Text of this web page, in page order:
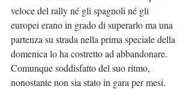
veloce del rally né gli spagnoli né gli
europei erano in grado di superarlo ma una
partenza su strada nella prima speciale della
domenica lo ha costretto ad abbandonare.
Comunque soddisfatto del suo ritmo,
nonostante non sia stato in gara per mesi.